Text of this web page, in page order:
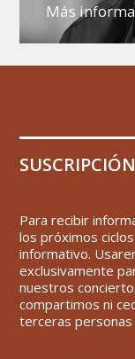
Más
Para recibir
los próximos
informativo.
exclusivamente
nuestros
compartimos ni
terceras